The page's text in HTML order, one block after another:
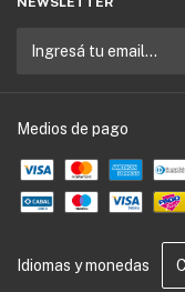
Medios de pago
Idiomas y monedas